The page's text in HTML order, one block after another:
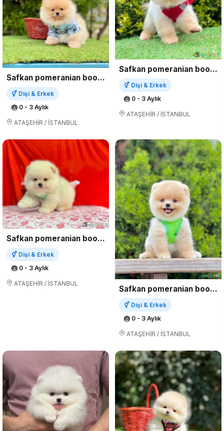
Safkan pomeranian boo yavrularımız
⚥ Dişi & Erkek
🎂 0 - 3 Aylık
ATAŞEHİR / İSTANBUL
Safkan pomeranian boo yavrularımız
⚥ Dişi & Erkek
🎂 0 - 3 Aylık
ATAŞEHİR / İSTANBUL
Safkan pomeranian boo yavrularımız
⚥ Dişi & Erkek
🎂 0 - 3 Aylık
ATAŞEHİR / İSTANBUL
Safkan pomeranian boo yavrularımız
⚥ Dişi & Erkek
🎂 0 - 3 Aylık
ATAŞEHİR / İSTANBUL